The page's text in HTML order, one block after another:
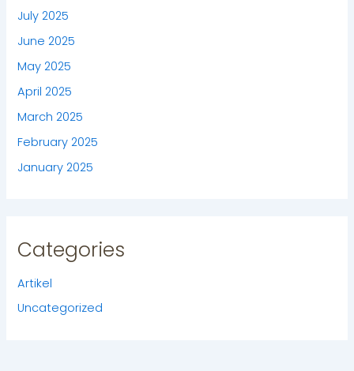
July 2025
June 2025
May 2025
April 2025
March 2025
February 2025
January 2025
Categories
Artikel
Uncategorized